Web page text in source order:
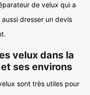
de velux qui a
dresser un devis
velux dans la
ses environs
sont très utiles pour